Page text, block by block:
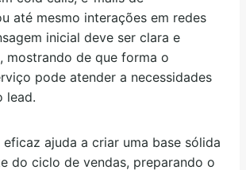
até mesmo interações em redes
inicial deve ser clara e
mostrando de que forma o
pode atender a necessidades
lead.
ajuda a criar uma base sólida
do ciclo de vendas, preparando o